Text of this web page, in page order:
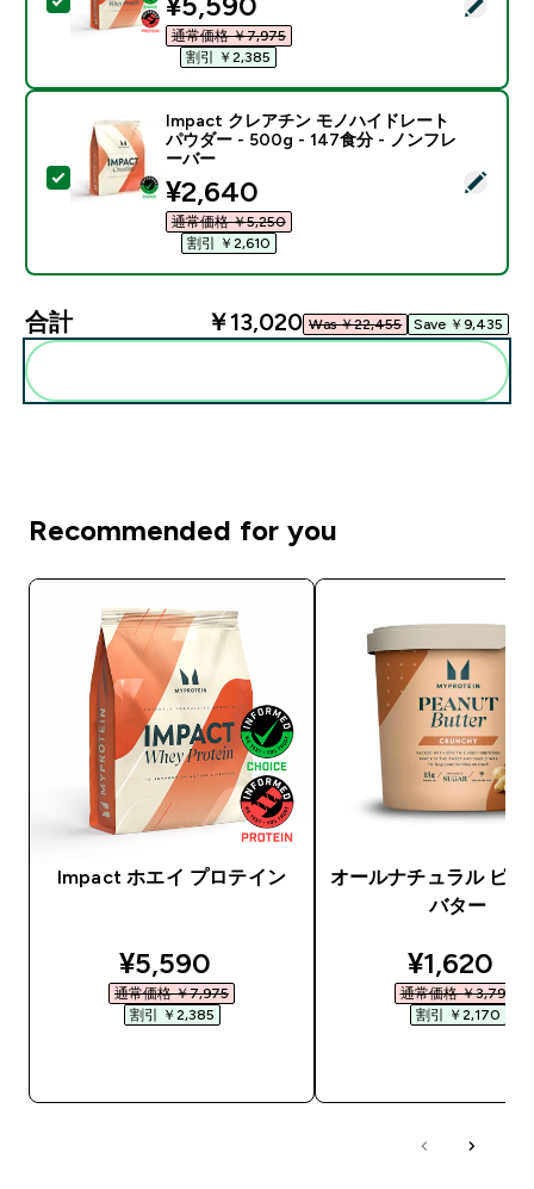
通常価格 ￥7,975‎
割引 ￥2,385‎
この商品を選択 - Impact クレアチン モノハイドレ
Impact クレアチン モノハイドレート
パウダー - 500g - 147食分 - ノンフレ
ーバー
discounted price
¥2,640‎
通常価格 ￥5,250‎
割引 ￥2,610‎
合計 ￥13,020‎ Was ￥22,455‎ Save ￥9,435‎
Recommended for you
Impact ホエイ プロテイン
discounted price
¥5,590‎
通常価格 ￥7,975‎
割引 ￥2,385‎
オールナチュラル ピー
バター
¥1,620‎
通常価格 ￥3,790‎
割引 ￥2,170‎